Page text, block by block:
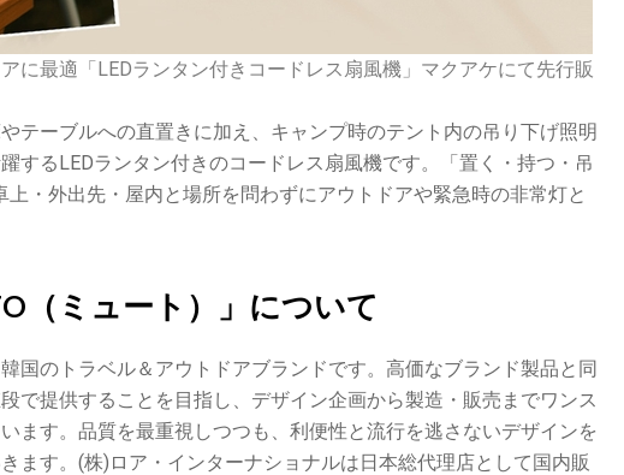
に最適「LEDランタン付きコードレス扇風機」マクアケにて先行販
テーブルへの直置きに加え、キャンプ時のテント内の吊り下げ照明
するLEDランタン付きのコードレス扇風機です。「置く・持つ・吊
上・外出先・屋内と場所を問わずにアウトドアや緊急時の非常灯と
（ミュート）」について
国のトラベル＆アウトドアブランドです。高価なブランド製品と同
で提供することを目指し、デザイン企画から製造・販売までワンス
ます。品質を最重視しつつも、利便性と流行を逃さないデザインを
ます。(株)ロア・インターナショナルは日本総代理店として国内販